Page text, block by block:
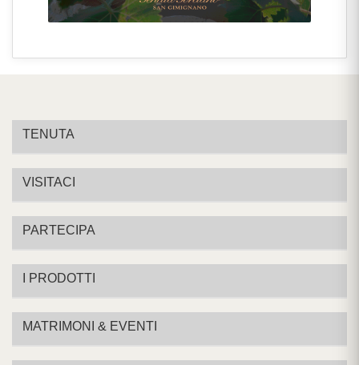
TENUTA
VISITACI
PARTECIPA
I PRODOTTI
MATRIMONI & EVENTI